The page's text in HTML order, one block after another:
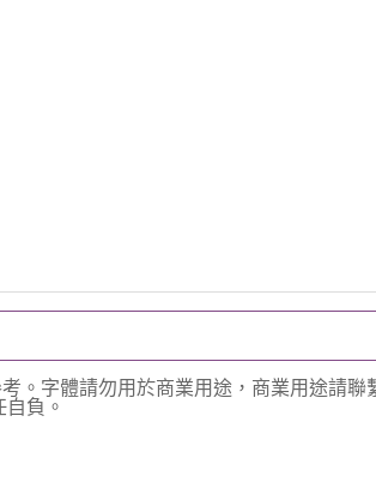
。字體請勿用於商業用途，商業用途請聯
負。